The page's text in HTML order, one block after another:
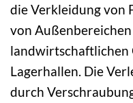
die Verkleidung von
von
landwirtschaftlichen
Lagerhallen. Die
durch